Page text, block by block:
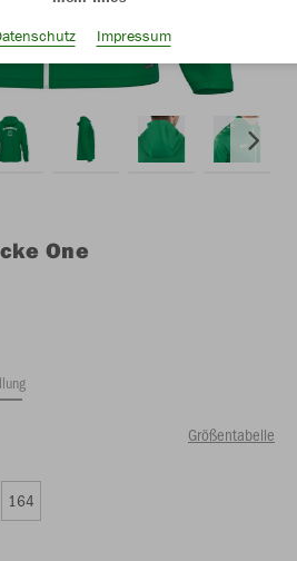
One
Größentabelle
164
Impressum